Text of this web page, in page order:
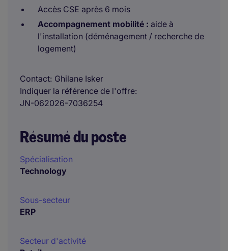
Accès CSE après 6 mois
Accompagnement mobilité : aide à
l'installation (déménagement / recherche de
logement)
Contact Ghilane Isker
Indiquer la référence de l'offre
JN-062026-7036254
Résumé du poste
Spécialisation
Technology
Sous-secteur
ERP
Secteur d'activité